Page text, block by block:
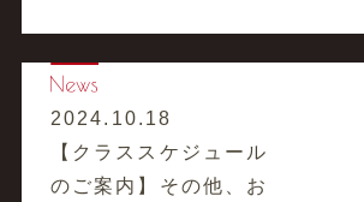
2024.10.18
【クラススケジュール
のご案内】その他、お